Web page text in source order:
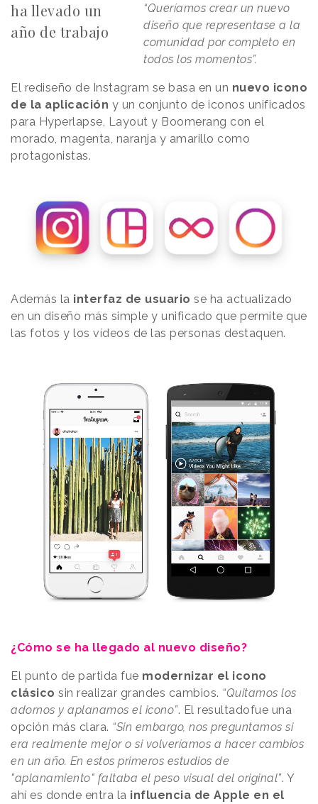
ha llevado un
año de trabajo
“Queríamos crear un nuevo
diseño que representase a la
comunidad por completo en
todos los momentos”.
El rediseño de Instagram se basa en un nuevo icono
de la aplicación y un conjunto de iconos unificados
para Hyperlapse, Layout y Boomerang con el
morado, magenta, naranja y amarillo como
protagonistas.
Además la interfaz de usuario se ha actualizado
en un diseño más simple y unificado que permite que
las fotos y los vídeos de las personas destaquen.
¿Cómo se ha llegado al nuevo diseño?
El punto de partida fue modernizar el icono
clásico sin realizar grandes cambios. “Quitamos los
adornos y aplanamos el icono”. El resultadofue una
opción más clara. “Sin embargo, nos preguntamos si
era realmente mejor o si volveríamos a hacer cambios
en un año. En estos primeros estudios de
"aplanamiento" faltaba el peso visual del original”. Y
ahí es donde entra la influencia de Apple en el